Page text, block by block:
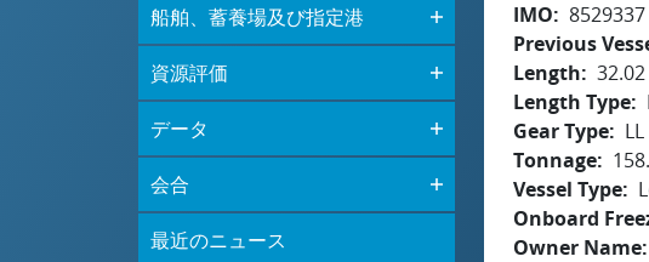
船舶、蓄養場及び指定港
資源評価
データ
会合
最近のニュース
IMO
8529337
Previous
Length
32.02
Length Type
Gear Type
LL
Tonnage
Vessel Type
Onboard
Owner Name